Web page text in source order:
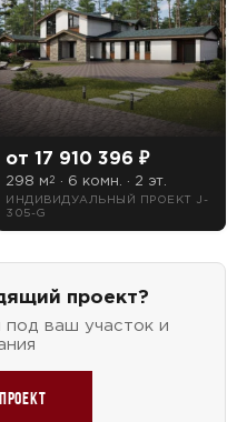
от 17 910 396 ₽
298 м2 · 6 комн. · 2 эт.
ИНДИВИДУАЛЬНЫЙ ПРОЕКТ J-
305-G
проект?
ваш участок и